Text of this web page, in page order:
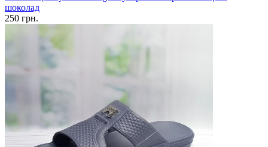
шоколад
250 грн.